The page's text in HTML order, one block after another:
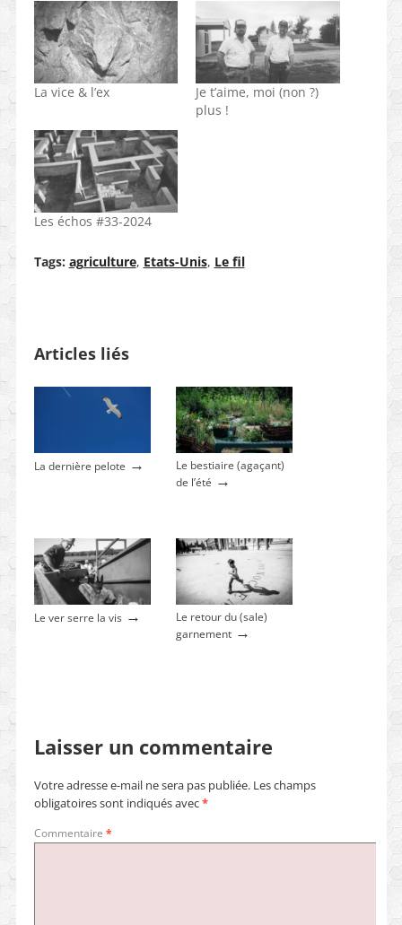
La vice & l’ex
Je t’aime, moi (non ?)
plus !
Les échos #33-2024
Tags: agriculture, Etats-Unis, Le fil
Articles liés
La dernière pelote →
Le bestiaire (agaçant)
de l’été →
Le ver serre la vis→
Le retour du (sale)
garnement→
Laisser un commentaire
Votre adresse e-mail ne sera pas publiée. Les champs
obligatoires sont indiqués avec*
Commentaire *